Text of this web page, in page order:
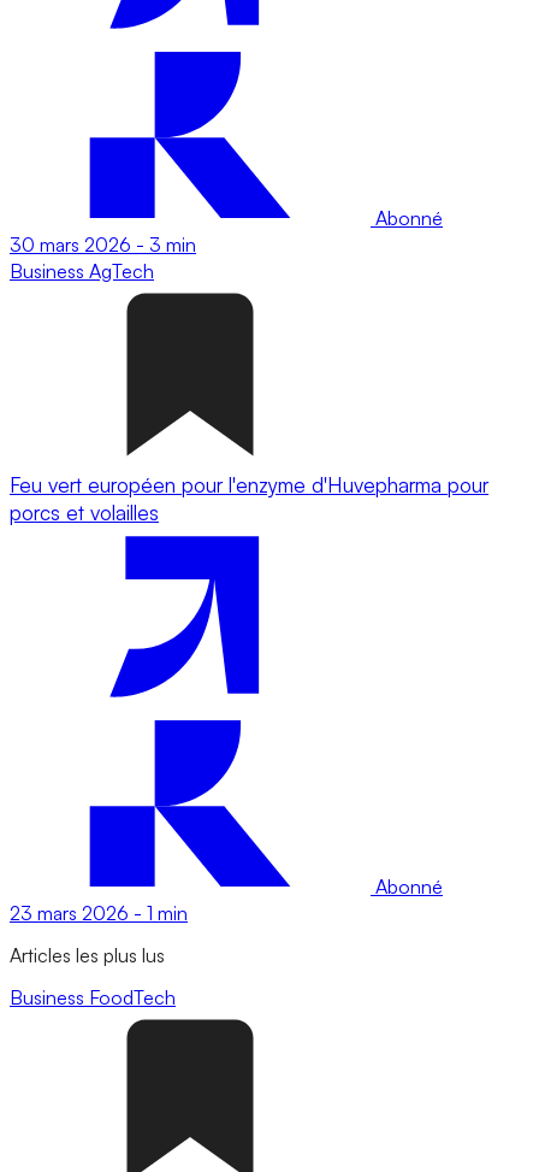
Abonné
30 mars 2026 - 3 min
Business AgTech
Feu vert européen pour l'enzyme d'Huvepharma pour
porcs et volailles
Abonné
23 mars 2026 - 1 min
Articles les plus lus
Business FoodTech